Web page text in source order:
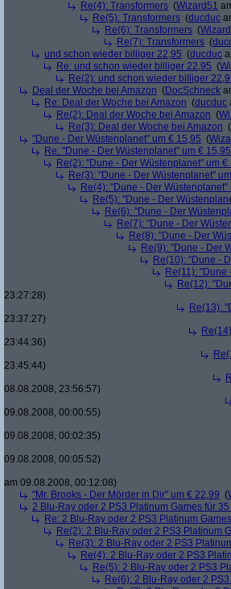
Re(4): Transformers (Wizard51
Re(5): Transformers (ducduc
Re(6): Transformers (
Re(7): Transformers (
und schon wieder billiger 22,95 (ducduc
Re: und schon wieder billiger 22,95 (
Re(2): und schon wieder billiger
Deal der Woche bei Amazon (DocSchneck
Re: Deal der Woche bei Amazon (ducduc
Re(2): Deal der Woche bei Amazon (
Re(3): Deal der Woche bei Amazon (
"Dune - Der Wüstenplanet" um € 15,95 (
Re: "Dune - Der Wüstenplanet" um € 15,95
Re(2): "Dune - Der Wüstenplanet" um €
Re(3): "Dune - Der Wüstenplanet"
Re(4): "Dune - Der Wüstenplanet"
Re(5): "Dune - Der
Re(6): "Dune - Der
Re(7): "Dune - Der
Re(8): "Dune - Der
Re(9): "Dune - Der
Re(10): "Dune -
Re(11):
Re(12):
23:27:28)
Re(13):
23:37:27)
23:44:36)
23:45:44)
08.08.2008, 23:56:57)
09.08.2008, 00:00:55)
09.08.2008, 00:02:35)
09.08.2008, 00:05:52)
am 09.08.2008, 00:12:08)
"Mr. Brooks - Der Mörder in Dir" um € 22,99 (
2 Blu-Ray oder 2 PS3 Platinum Games für 35
Re: 2 Blu-Ray oder 2 PS3 Platinum
Re(2): 2 Blu-Ray oder 2 PS3 Platinum
Re(3): 2 Blu-Ray oder 2 PS3
Re(4): 2 Blu-Ray oder 2 PS3
Re(5): 2 Blu-Ray oder 2 PS3
Re(6): 2 Blu-Ray oder 2